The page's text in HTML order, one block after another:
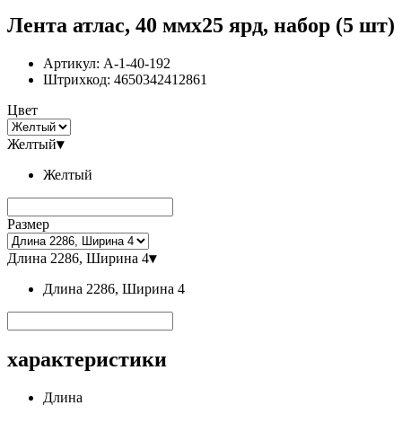
Лента атлас, 40 ммx25 ярд, набор (5 шт)
Артикул: A-1-40-192
Штрихкод: 4650342412861
Цвет
Желтый▾
Желтый
Размер
Длина 2286, Ширина 4▾
Длина 2286, Ширина 4
характеристики
Длина